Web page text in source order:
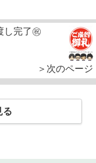
し完了㊗
＞次のページ
る